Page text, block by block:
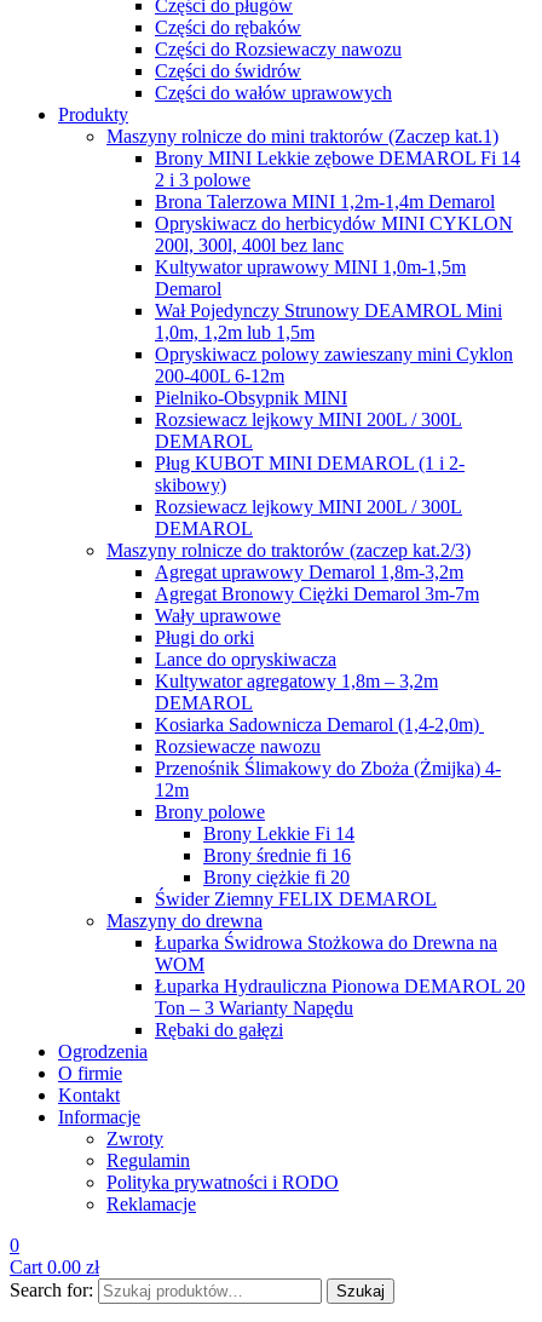
Części do pługów
Części do rębaków
Części do Rozsiewaczy nawozu
Części do świdrów
Części do wałów uprawowych
Produkty
Maszyny rolnicze do mini traktorów (Zaczep kat.1)
Brony MINI Lekkie zębowe DEMAROL Fi 14
2 i 3 polowe
Brona Talerzowa MINI 1,2m-1,4m Demarol
Opryskiwacz do herbicydów MINI CYKLON
200l, 300l, 400l bez lanc
Kultywator uprawowy MINI 1,0m-1,5m
Demarol
Wał Pojedynczy Strunowy DEAMROL Mini
1,0m, 1,2m lub 1,5m
Opryskiwacz polowy zawieszany mini Cyklon
200-400L 6-12m
Pielniko-Obsypnik MINI
Rozsiewacz lejkowy MINI 200L / 300L
DEMAROL
Pług KUBOT MINI DEMAROL (1 i 2-
skibowy)
Rozsiewacz lejkowy MINI 200L / 300L
DEMAROL
Maszyny rolnicze do traktorów (zaczep kat.2/3)
Agregat uprawowy Demarol 1,8m-3,2m
Agregat Bronowy Ciężki Demarol 3m-7m
Wały uprawowe
Pługi do orki
Lance do opryskiwacza
Kultywator agregatowy 1,8m – 3,2m
DEMAROL
Kosiarka Sadownicza Demarol (1,4-2,0m)
Rozsiewacze nawozu
Przenośnik Ślimakowy do Zboża (Żmijka) 4-
12m
Brony polowe
Brony Lekkie Fi 14
Brony średnie fi 16
Brony ciężkie fi 20
Świder Ziemny FELIX DEMAROL
Maszyny do drewna
Łuparka Świdrowa Stożkowa do Drewna na
WOM
Łuparka Hydrauliczna Pionowa DEMAROL 20
Ton – 3 Warianty Napędu
Rębaki do gałęzi
Ogrodzenia
O firmie
Kontakt
Informacje
Zwroty
Regulamin
Polityka prywatności i RODO
Reklamacje
0
Cart 0.00 zł
Search for:
Szukaj